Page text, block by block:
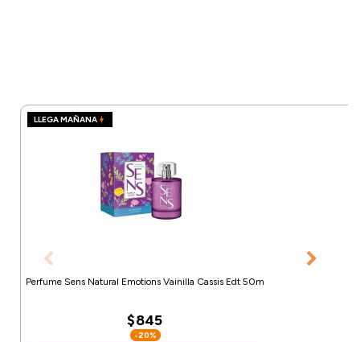
LLEGA MAÑANA
Perfume Sens Natural Emotions Vainilla Cassis Edt 50m
$845
-20%